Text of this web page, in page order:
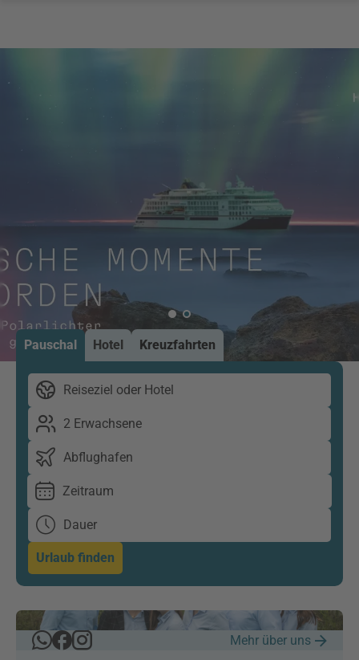
Pauschal Hotel Kreuzfahrten
Reiseziel oder Hotel
2 Erwachsene
Abflughafen
Zeitraum
Dauer
Urlaub finden
Mehr über uns